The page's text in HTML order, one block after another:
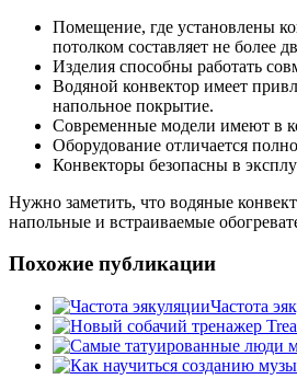
Помещение, где установлены
потолком составляет не более
Изделия способны работать
Водяной конвектор имеет
напольное покрытие.
Современные модели имеют в
Оборудование отличается
Конвекторы безопасны в
Нужно заметить, что водяные
напольные и встраиваемые
Похожие публикации
Частота